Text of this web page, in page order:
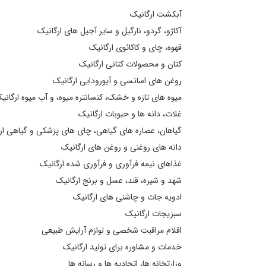
آبکشت ارگانیک
آکاژو، گردو، نارگیل و سایر آجیل های ارگانیک
قهوه، چای و کاکائوی ارگانیک
کتان و محصولات کتانی ارگانیک
روغن های اسانسی و آیورودایی ارگانیک
میوه های تازه و خشک، کنسانتره میوه، و آب میوه
غلات، دانه ها و حبوبات ارگانیک
گیاهان، عصاره های گیاهی، چای های پزشکی و گیاهی
دانه های روغنی و روغن های ارگانیک
غذاهای نیمه فرآوری و فرآوری شده ارگانیک
شهد و شیره، قند، عسل و برنج ارگانیک
ادویه جات و چاشنی های ارگانیک
سبزیجات ارگانیک
اقلام مراقبت شخصی و لوازم آرایش طبیعی
خدمات و مشاوره برای تولید ارگانیک